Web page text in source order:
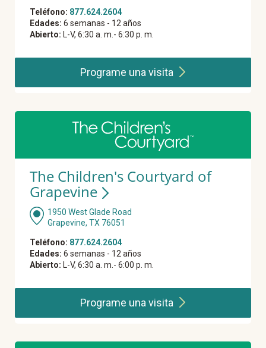
Teléfono: 877.624.2604
Edades: 6 semanas - 12 años
Abierto: L-V, 6:30 a. m.- 6:30 p. m.
Programe unavisita
The Children's Courtyard of
Grapevine
1950 West Glade Road
Grapevine, TX 76051
Teléfono: 877.624.2604
Edades: 6 semanas - 12 años
Abierto: L-V, 6:30 a. m.- 6:00 p. m.
Programe unavisita